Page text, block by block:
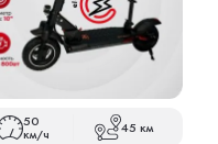
50
км/ч 45 км